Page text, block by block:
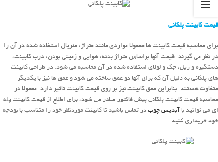
قیمت کابینت پلکانی
برای محاسبه قیمت کابینت ها معمولا مواردی مانند متراژ، متریال استفاده شده در آن را
در نظر می گیرند. قیمت آنها براساس متراژ بدنه، هوایی و زمینی بودن، درب کابینت،
دستگیره و ریل، جک و لولای استفاده شده در آن محاسبه می شود. در طراحی کابینت
های پلکانی به دلیل آن که برای آنها دو عمق ساخته می شود و عمق ها نیز با یکدیگر
متفاوت هستند. بنابراین عمق کابینت نیز بر روی قیمت کابینت تاثیر دارد. معمولا در
محاسبه قیمت کابینت پلکانی پیش فاکتور صادر می شود، برای اطلاع از قیمت کابینت پله
ای می توانید با آبدیس چوب در تماس باشید تا کابینت موردنظر خود را متناسب با بودجه
خود خریداری کنید.